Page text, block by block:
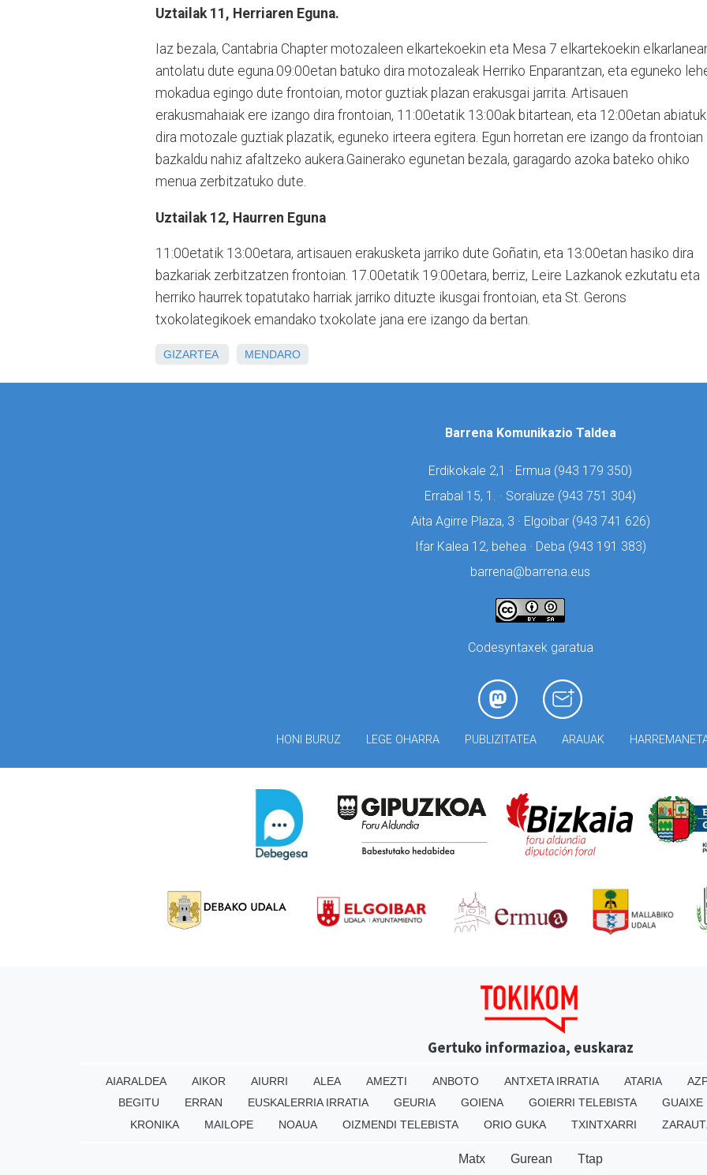
Uztailak 11, Herriaren Eguna.
Iaz bezala, Cantabria Chapter motozaleen elkartekoekin eta Mesa 7 elkartekoekin
antolatu dute eguna.09:00etan batuko dira motozaleak Herriko Enparantzan, eta eguneko
mokadua egingo dute frontoian, motor guztiak plazan erakusgai jarrita. Artisauen
erakusmahaiak ere izango dira frontoian, 11:00etatik 13:00ak bitartean, eta 12:00etan
dira motozale guztiak plazatik, eguneko irteera egitera. Egun horretan ere izango da frontoian
bazkaldu nahiz afaltzeko aukera.Gainerako egunetan bezala, garagardo azoka bateko ohiko
menua zerbitzatuko dute.
Uztailak 12, Haurren Eguna
11:00etatik 13:00etara, artisauen erakusketa jarriko dute Goñatin, eta 13:00etan hasiko dira
bazkariak zerbitzatzen frontoian. 17.00etatik 19:00etara, berriz, Leire Lazkanok ezkutatu eta
herriko haurrek topatutako harriak jarriko dituzte ikusgai frontoian, eta St. Gerons
txokolategikoek emandako txokolate jana ere izango da bertan.
GIZARTEA MENDARO
Barrena Komunikazio Taldea
Erdikokale 2,1 · Ermua (943 179 350)
Errabal 15, 1. · Soraluze (943 751 304)
Aita Agirre Plaza, 3 · Elgoibar (943 741 626)
Ifar Kalea 12, behea · Deba (943 191 383)
barrena@barrena.eus
Codesyntaxek garatua
HONI BURUZ LEGE OHARRA PUBLIZITATEA ARAUAK
Gertuko informazioa, euskaraz
AIARALDEA AIKOR AIURRI ALEA AMEZTI ANBOTO ANTXETA IRRATIA ATARIA
BEGITU
ERRAN EUSKALERRIA IRRATIA GEURIA GOIENA GOIERRI TELEBISTA
GUAIXE
KRONIKA
MAILOPE NOAUA OIZMENDI TELEBISTA ORIO GUKA TXINTXARRI
Matx Gurean Ttap